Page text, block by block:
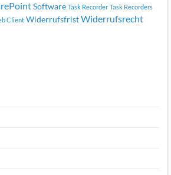
Software Task Recorder Task Recorders
Client Widerrufsfrist Widerrufsrecht